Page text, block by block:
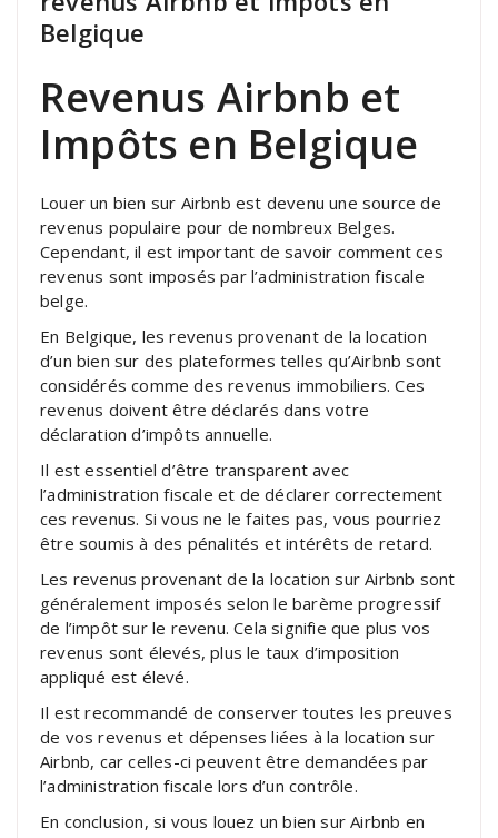
Belgique
Revenus Airbnb et
Impôts en Belgique
Louer un bien sur Airbnb est devenu une source de
revenus populaire pour de nombreux Belges.
Cependant, il est important de savoir comment ces
revenus sont imposés par l’administration fiscale
belge.
En Belgique, les revenus provenant de la location
d’un bien sur des plateformes telles qu’Airbnb sont
considérés comme des revenus immobiliers. Ces
revenus doivent être déclarés dans votre
déclaration d’impôts annuelle.
Il est essentiel d’être transparent avec
l’administration fiscale et de déclarer correctement
ces revenus. Si vous ne le faites pas, vous pourriez
être soumis à des pénalités et intérêts de retard.
Les revenus provenant de la location sur Airbnb sont
généralement imposés selon le barème progressif
de l’impôt sur le revenu. Cela signifie que plus vos
revenus sont élevés, plus le taux d’imposition
appliqué est élevé.
Il est recommandé de conserver toutes les preuves
de vos revenus et dépenses liées à la location sur
Airbnb, car celles-ci peuvent être demandées par
l’administration fiscale lors d’un contrôle.
En conclusion, si vous louez un bien sur Airbnb en